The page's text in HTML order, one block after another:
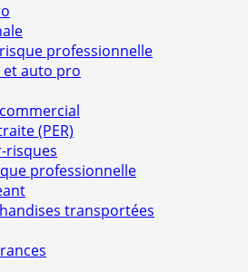
professionnelle
et auto pro
(PER)
risques
professionnelle
transportées